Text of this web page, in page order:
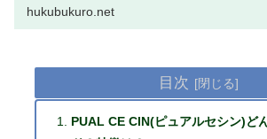
聞きます。 実際、…
hukubukuro.net
目次
PUAL CE CIN(ピュアルセシン)ど